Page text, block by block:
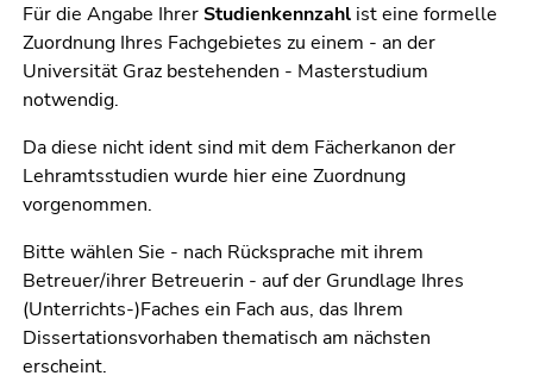
Für die Angabe IhrerStudienkennzahl ist eine formelle
Zuordnung Ihres Fachgebietes zu einem - an der
Universität Graz bestehenden - Masterstudium
notwendig.
Da diese nicht ident sind mit dem Fächerkanon der
Lehramtsstudien wurde hier eine Zuordnung
vorgenommen.
Bitte wählen Sie - nach Rücksprache mit ihrem
Betreuer/ihrer Betreuerin - auf der Grundlage Ihres
(Unterrichts-)Faches ein Fach aus, das Ihrem
Dissertationsvorhaben thematisch am nächsten
erscheint.